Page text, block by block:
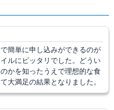
簡単に申し込みができるのが
ルにピッタリでした。どうい
かを知ったうえで理想的な食
大満足の結果となりました。